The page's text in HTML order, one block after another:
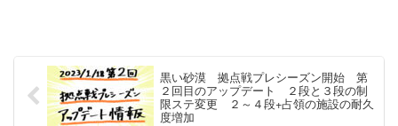
黒い砂漠 拠点戦プレシーズン開始 第
２回目のアップデート ２段と３段の制
限ステ変更 ２～４段+占領の施設の耐久
度増加